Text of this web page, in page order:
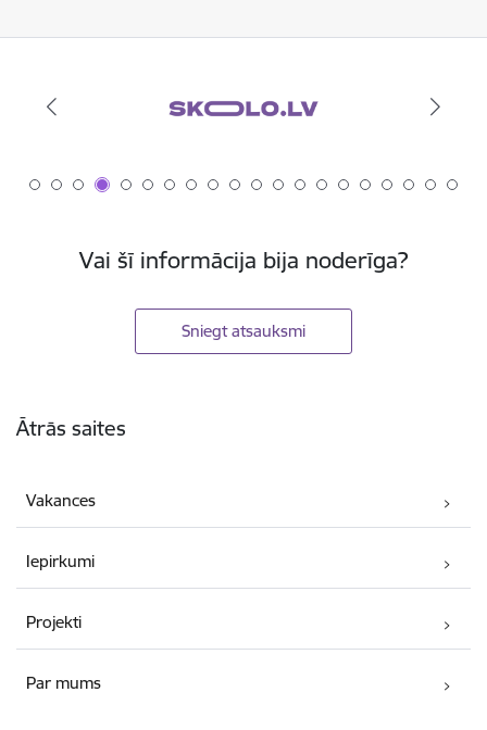
Vai šī informācija bija noderīga?
Sniegt atsauksmi
Ātrās saites
Vakances
Iepirkumi
Projekti
Par mums